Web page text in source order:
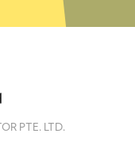
PTE. LTD.